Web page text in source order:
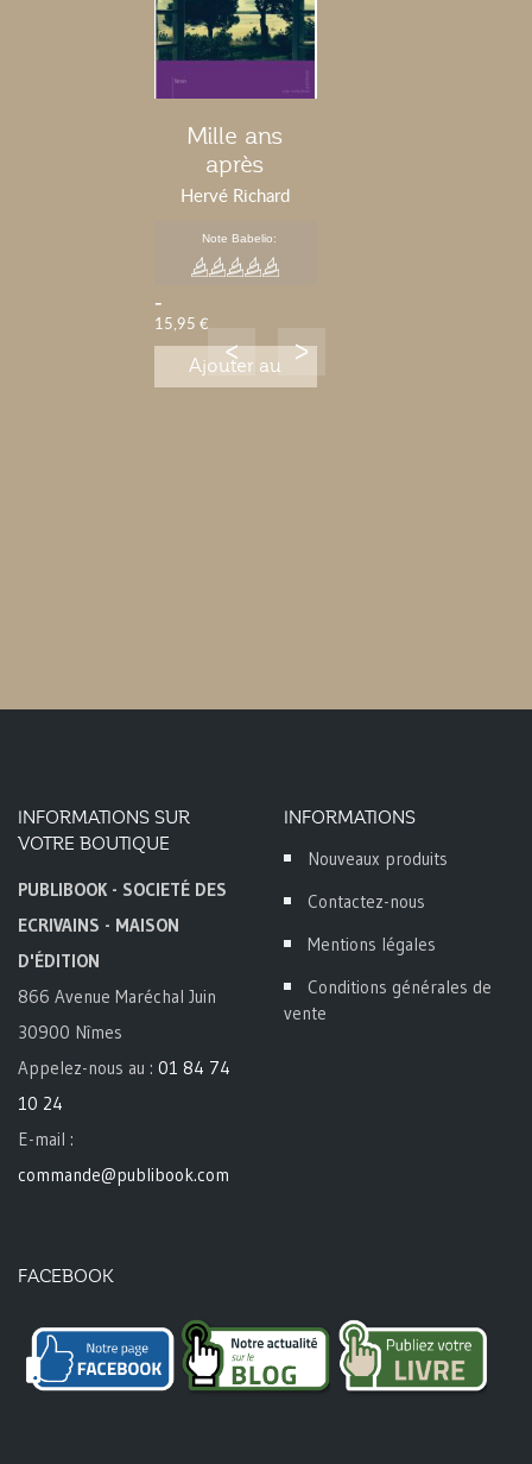
Mille ans
après
Hervé Richard
Note Babelio:
-
15,95 €
Ajouter au
INFORMATIONS SUR
VOTRE BOUTIQUE
PUBLIBOOK - SOCIETÉ DES
ECRIVAINS - MAISON
D'ÉDITION
866 Avenue Maréchal Juin
30900 Nîmes
Appelez-nous au : 01 84 74
10 24
E-mail :
commande@publibook.com
INFORMATIONS
Nouveaux produits
Contactez-nous
Mentions légales
Conditions générales de
vente
FACEBOOK